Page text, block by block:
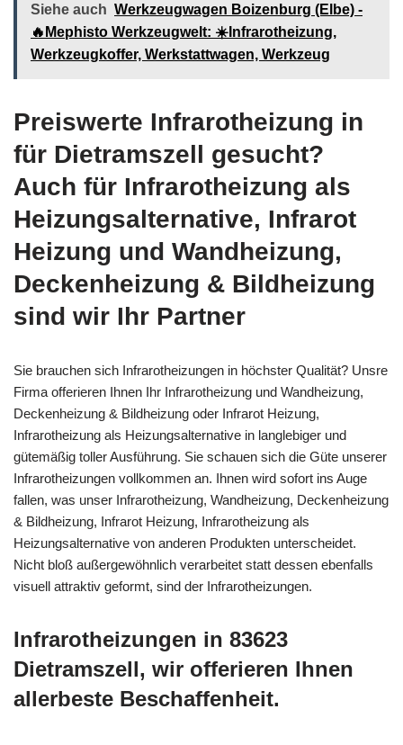
Siehe auch Werkzeugwagen Boizenburg (Elbe) -
🔥Mephisto Werkzeugwelt: ☀️Infrarotheizung,
Werkzeugkoffer, Werkstattwagen, Werkzeug
Preiswerte Infrarotheizung in
für Dietramszell gesucht?
Auch für Infrarotheizung als
Heizungsalternative, Infrarot
Heizung und Wandheizung,
Deckenheizung & Bildheizung
sind wir Ihr Partner
Sie brauchen sich Infrarotheizungen in höchster Qualität? Unsre
Firma offerieren Ihnen Ihr Infrarotheizung und Wandheizung,
Deckenheizung & Bildheizung oder Infrarot Heizung,
Infrarotheizung als Heizungsalternative in langlebiger und
gütemäßig toller Ausführung. Sie schauen sich die Güte unserer
Infrarotheizungen vollkommen an. Ihnen wird sofort ins Auge
fallen, was unser Infrarotheizung, Wandheizung, Deckenheizung
& Bildheizung, Infrarot Heizung, Infrarotheizung als
Heizungsalternative von anderen Produkten unterscheidet.
Nicht bloß außergewöhnlich verarbeitet statt dessen ebenfalls
visuell attraktiv geformt, sind der Infrarotheizungen.
Infrarotheizungen in 83623
Dietramszell, wir offerieren Ihnen
allerbeste Beschaffenheit.